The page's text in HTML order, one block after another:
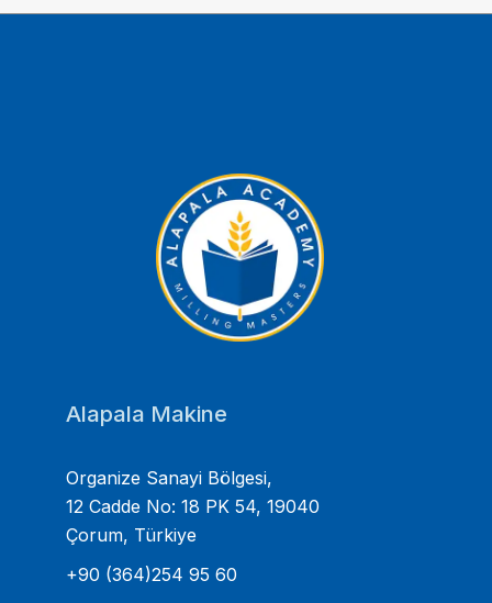
Alapala Makine
Organize Sanayi Bölgesi,
12 Cadde No: 18 PK 54, 19040
Çorum, Türkiye
+90 (364)254 95 60